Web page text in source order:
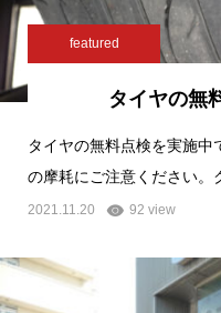
featured
タイヤの無
タイヤの無料点検を実施
の摩耗にご注意ください。
2021.11.20 92 view